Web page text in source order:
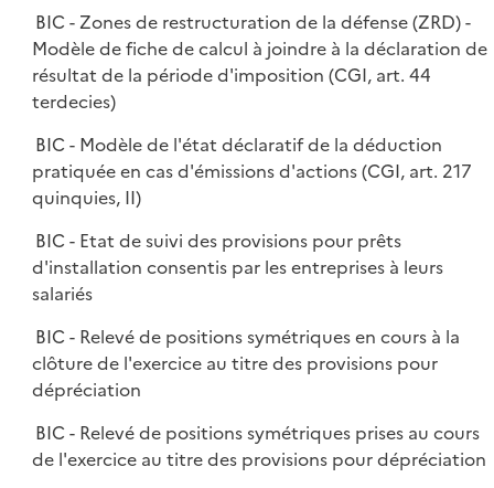
BIC - Zones de restructuration de la défense (ZRD) -
Modèle de fiche de calcul à joindre à la déclaration de
résultat de la période d'imposition (CGI, art. 44
terdecies)
BIC - Modèle de l'état déclaratif de la déduction
pratiquée en cas d'émissions d'actions (CGI, art. 217
quinquies, II)
BIC - Etat de suivi des provisions pour prêts
d'installation consentis par les entreprises à leurs
salariés
BIC - Relevé de positions symétriques en cours à la
clôture de l'exercice au titre des provisions pour
dépréciation
BIC - Relevé de positions symétriques prises au cours
de l'exercice au titre des provisions pour dépréciation